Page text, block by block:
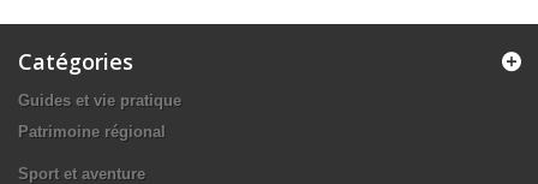
Catégories
Guides et vie pratique
Patrimoine régional
Sport et aventure